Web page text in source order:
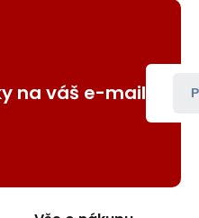
na váš e-mail